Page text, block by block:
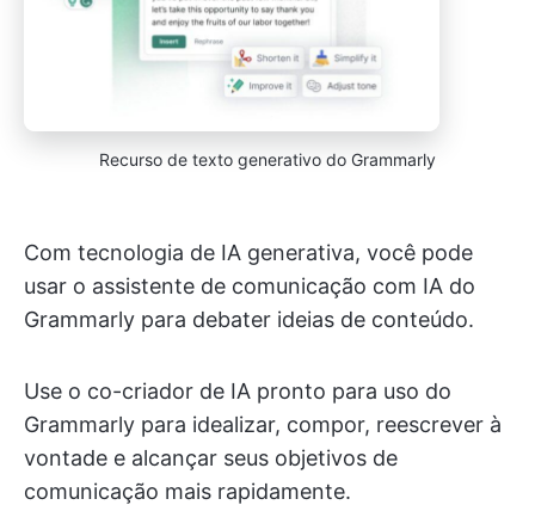
Recurso de texto generativo do Grammarly
Com tecnologia de IA generativa, você pode
usar o assistente de comunicação com IA do
Grammarly para debater ideias de conteúdo.
Use o co-criador de IA pronto para uso do
Grammarly para idealizar, compor, reescrever à
vontade e alcançar seus objetivos de
comunicação mais rapidamente.